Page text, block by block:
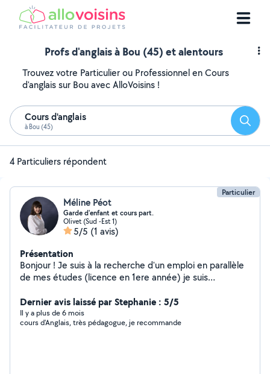
Profs d'anglais à Bou (45) et alentours
Trouvez votre Particulier ou Professionnel en Cours
d'anglais sur Bou avec AlloVoisins !
Cours d'anglais
à Bou (45)
4 Particuliers répondent
Particulier
Méline Péot
Garde d'enfant et cours part.
Olivet (Sud -Est 1)
5/5 (1 avis)
Présentation
Bonjour ! Je suis à la recherche d'un emploi en parallèle
de mes études (licence en 1ere année) je suis
ménage, promenades et gardes d'animaux et autres
tâches du quotidien !
Dernier avis laissé par Stephanie : 5/5
Il y a plus de 6 mois
cours d'Anglais, très pédagogue, je recommande